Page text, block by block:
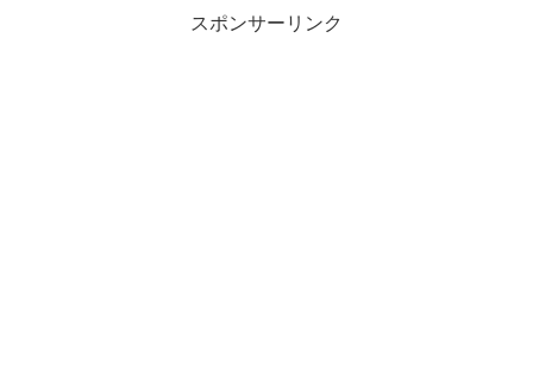
スポンサーリンク